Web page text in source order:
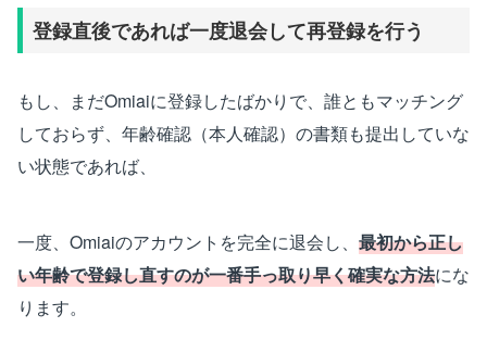
登録直後であれば一度退会して再登録を行う
もし、まだOmiaiに登録したばかりで、誰ともマッチング
しておらず、年齢確認（本人確認）の書類も提出していな
い状態であれば、
一度、Omiaiのアカウントを完全に退会し、 最初から正し
い年齢で登録し直すのが一番手っ取り早く確実な方法にな
ります。